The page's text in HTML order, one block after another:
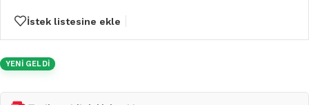
İstek listesine ekle
YENİ GELDİ